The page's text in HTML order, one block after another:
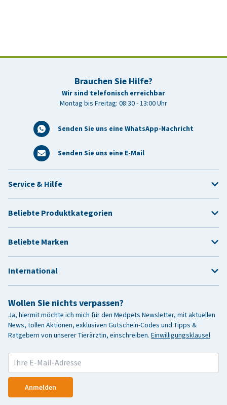
Brauchen Sie Hilfe?
Wir sind telefonisch erreichbar
Montag bis Freitag: 08:30 - 13:00 Uhr
Senden Sie uns eine WhatsApp-Nachricht
Senden Sie uns eine E-Mail
Wollen Sie nichts verpassen?
Ja, hiermit möchte ich mich für den Medpets Newsletter, mit aktuellen
News, tollen Aktionen, exklusiven Gutschein-Codes und Tipps &
Ratgebern von unserer Tierärztin, einschreiben. Einwilligungsklausel
Anmelden
Service & Hilfe
Beliebte Produktkategorien
Beliebte Marken
International